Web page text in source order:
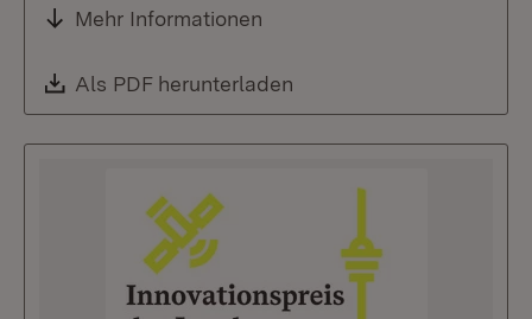
Mehr Informationen
Download:
Als PDF herunterladen